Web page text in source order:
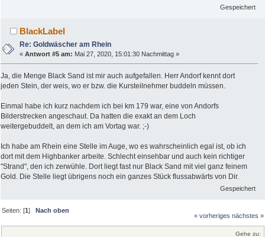
Gespeichert
BlackLabel
Re: Goldwäscher am Rhein
«Antwort #5 am: Mai 27, 2020, 15:01:30 Nachmittag »
Ja, die Menge Black Sand ist mir auch aufgefallen. Herr Andorf kennt dort
jeden Stein, der weis, wo er bzw. die Kursteilnehmer buddeln müssen.
Einmal habe ich kurz nachdem ich bei km 179 war, eine von Andorfs
Bilderstrecken angeschaut. Da hatten die exakt an dem Loch
weitergebuddelt, an dem ich am Vortag war. ;-)
Ich habe am Rhein eine Stelle im Auge, wo es wahrscheinlich egal ist, ob ich
dort mit dem Highbanker arbeite. Schlecht einsehbar und auch kein richtiger
"Strand", den ich zerwühle. Dort liegt fast nur Black Sand mit viel ganz feinem
Gold. Die Stelle liegt übrigens noch ein ganzes Stück flussabwärts von Dir.
Gespeichert
Seiten: [1] Nach oben
« vorheriges nächstes »
Gehe zu: